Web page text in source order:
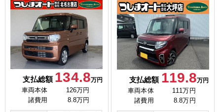
支払総額 134.8万円
車両本体
126万円
諸費用
8.8万円
支払総額 119.8万円
車両本体
111万円
諸費用
8.8万円